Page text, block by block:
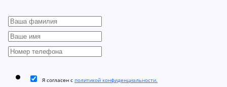
Я согласен с политикой конфиденциальности.